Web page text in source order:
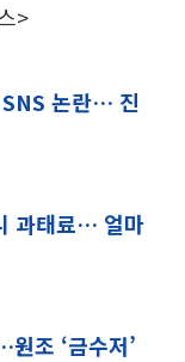
>
논란… 진
과태료… 얼마
조 ‘금수저’